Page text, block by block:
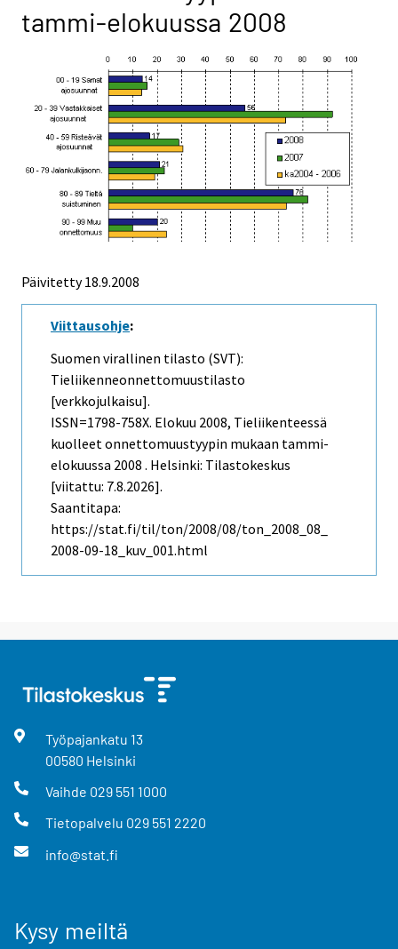
tammi-elokuussa 2008
Päivitetty18.9.2008
Viittausohje:
Suomen virallinen tilasto (SVT):
Tieliikenneonnettomuustilasto
[verkkojulkaisu].
ISSN=1798-758X. Elokuu 2008, Tieliikenteessä
kuolleet onnettomuustyypin mukaan tammi-
elokuussa 2008 . Helsinki: Tilastokeskus
[viitattu: 7.8.2026].
Saantitapa:
https://stat.fi/til/ton/2008/08/ton_2008_08_
2008-09-18_kuv_001.html
Työpajankatu 13
00580 Helsinki
Vaihde 029 551 1000
Tietopalvelu 029 551 2220
info@stat.fi
Kysy meiltä